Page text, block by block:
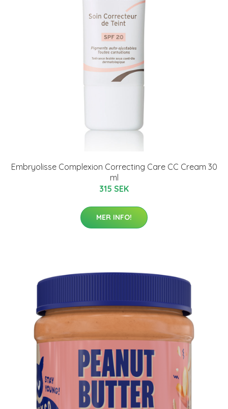
Embryolisse Complexion Correcting Care CC Cream 30
ml
315 SEK
MER INFO!